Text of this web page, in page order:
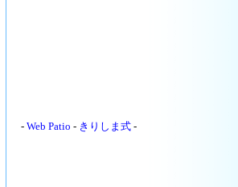
- Web Patio - きりしま式 -